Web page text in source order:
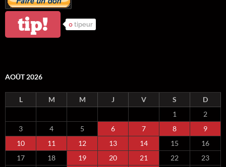
tip! 0 tipeur
AOÛT 2026
L M M J V S
D
1
2
3
4 5 6 7 8
9
10
11 12 13 14 15
16
17
18 19 20 21 22
23